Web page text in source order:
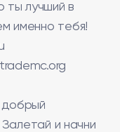
ты лучший в
именно тебя!
и начни